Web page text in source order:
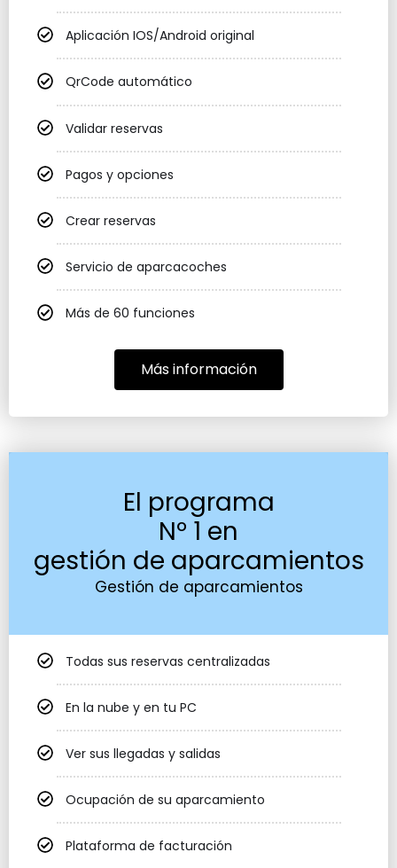
Aplicación IOS/Android original
QrCode automático
Validar reservas
Pagos y opciones
Crear reservas
Servicio de aparcacoches
Más de 60 funciones
Más información
El programa
Nº 1 en
gestión de aparcamientos
Gestión de aparcamientos
Todas sus reservas centralizadas
En la nube y en tu PC
Ver sus llegadas y salidas
Ocupación de su aparcamiento
Plataforma de facturación